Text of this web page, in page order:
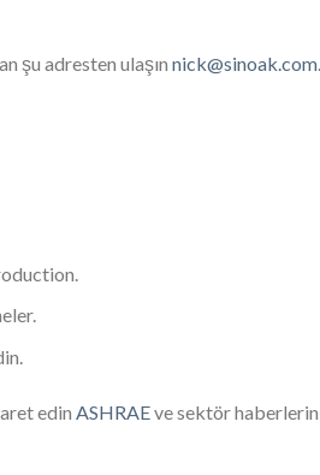
şu adresten ulaşın nick@sinoak.com.
edin ASHRAEve sektör